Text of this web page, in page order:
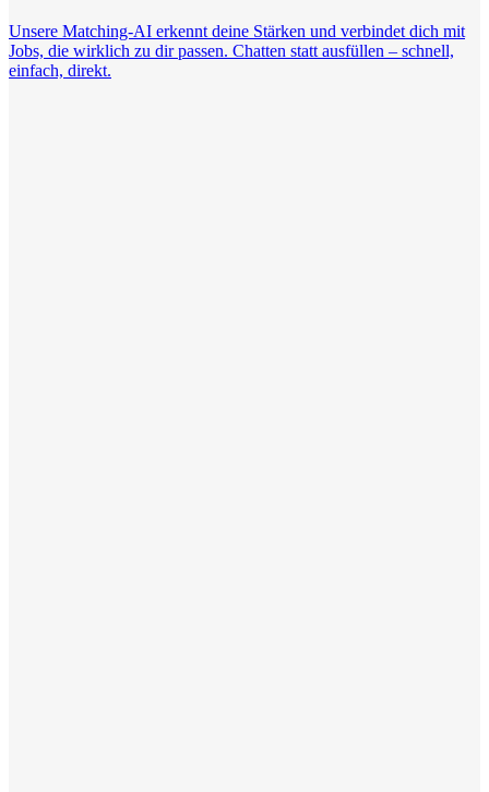
Unsere Matching-AI erkennt deine Stärken und verbindet dich mit
Jobs, die wirklich zu dir passen. Chatten statt ausfüllen – schnell,
einfach, direkt.